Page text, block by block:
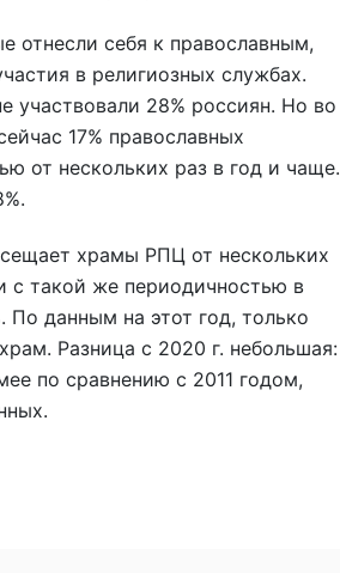
отнесли себя к православным,
в религиозных службах.
участвовали 28% россиян. Но во
17% православных
от нескольких раз в год и чаще.
храмы РПЦ от нескольких
с такой же периодичностью в
По данным на этот год, только
Разница с 2020 г. небольшая:
по сравнению с 2011 годом,